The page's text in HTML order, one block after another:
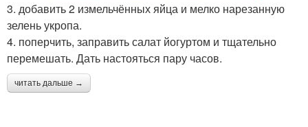
3. добавить 2 измельчённых яйца и мелко нарезанную
зелень укропа.
4. поперчить, заправить салат йогуртом и тщательно
перемешать. Дать настояться пару часов.
читать дальше →